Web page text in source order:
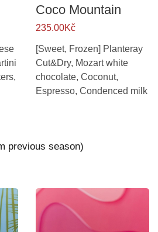
Coco Mountain
235.00Kč
[Sweet, Frozen] Planteray
Cut&Dry, Mozart white
chocolate, Coconut,
Espresso, Condenced milk
previous season)